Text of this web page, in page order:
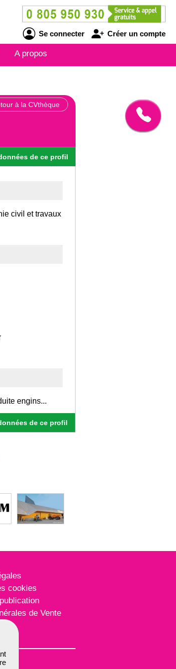
Se connecter Créer un compte
A propos
à la CVthèque
de ce profil
civil et travaux
engins...
de ce profil
cookies
de Vente